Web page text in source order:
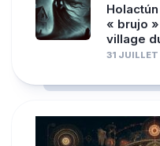
« brujo
village
31